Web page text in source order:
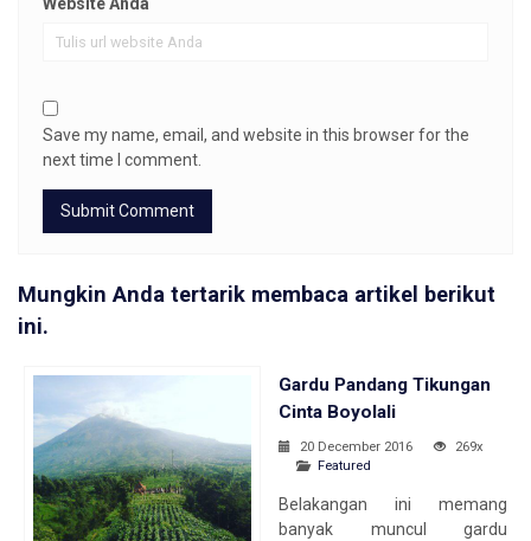
Website Anda
Save my name, email, and website in this browser for the
next time I comment.
Mungkin Anda tertarik membaca artikel berikut
ini.
Gardu Pandang Tikungan
Cinta Boyolali
20 December 2016
269x
Featured
Belakangan ini memang
banyak muncul gardu